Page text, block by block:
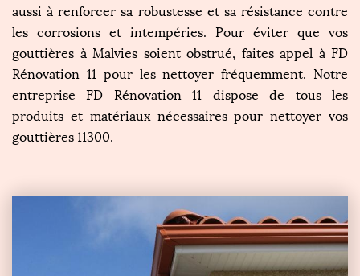
aussi à renforcer sa robustesse et sa résistance contre
les corrosions et intempéries. Pour éviter que vos
gouttières à Malvies soient obstrué, faites appel à FD
Rénovation 11 pour les nettoyer fréquemment. Notre
entreprise FD Rénovation 11 dispose de tous les
produits et matériaux nécessaires pour nettoyer vos
gouttières 11300.